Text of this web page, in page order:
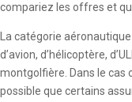
compariez les offres et
La catégorie
d’avion, d’hélicoptère,
montgolfière. Dans le cas
possible que certains